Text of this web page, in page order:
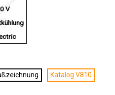
V
Katalog V810